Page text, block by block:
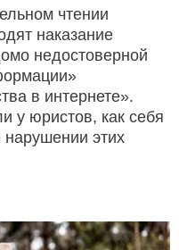
чтении
наказание
недостоверной
в интернете».
у юристов, как себя
нарушении этих